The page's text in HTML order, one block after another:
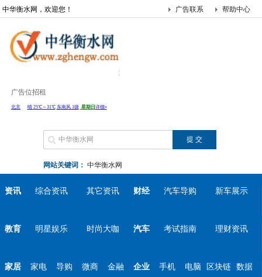
中华衡水网，欢迎您！ 帮助中心
广告联系
广告位招租
网站关键词： 中华衡水网
资讯 综合资讯 其它资讯 财经 汽车导购 新车展示
教育 明星娱乐 时尚大咖 汽车 考试指南 理财资讯
家居 家电 导购 微商 金融 企业 手机 电脑 区块链 数据